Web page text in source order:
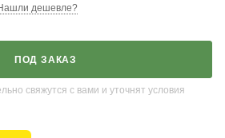
дешевле?
ПОД ЗАКАЗ
свяжутся с вами и уточнят условия